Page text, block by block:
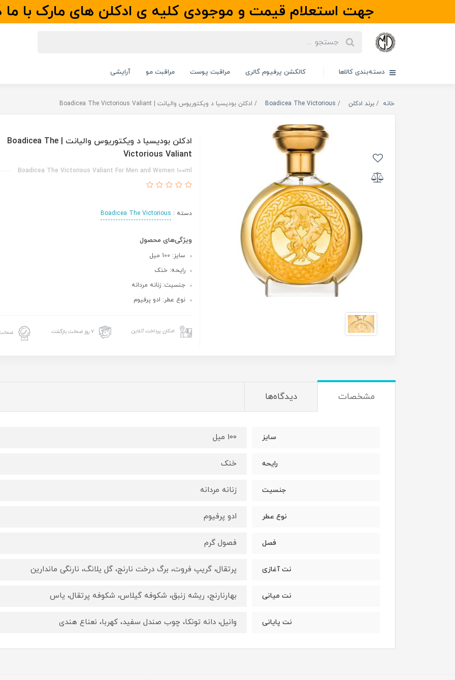
جهت استعلام قیمت و موجودی کلیه ی ادکلن های مارک با ما
دسته‌بندی کالاها کالکشن پرفیوم گالری مراقبت پوست مراقبت مو آرایشی
خانه برند ادکلن Boadicea The Victorious ادکلن بودیسیا د ویکتوریوس والیانت | Boadicea The Victorious Valiant
ادکلن بودیسیا د ویکتوریوس والیانت | Boadicea The
Victorious Valiant
Boadicea The Victorious Valiant For Men and Women 100ml
دسته : Boadicea The Victorious
ویژگی‌های محصول
سایز: 100 میل
رایحه: خنک
جنسیت: زنانه مردانه
نوع عطر: ادو پرفیوم
امکان پرداخت آنلاین ۷ روز ضمانت بازگشت
مشخصات دیدگاه‌ها
سایز 100 میل
رایحه خنک
جنسیت زنانه مردانه
نوع عطر ادو پرفیوم
فصل فصول گرم
نت آغازی پرتقال، گریپ فروت، برگ درخت نارنج، گل یلانگ، نارنگی ماندارین
نت میانی بهارنارنج، ریشه زنبق، شکوفه گیلاس، شکوفه پرتقال، یاس
نت پایانی وانیل، دانه تونکا، چوب صندل سفید، کهربا، نعناع هندی